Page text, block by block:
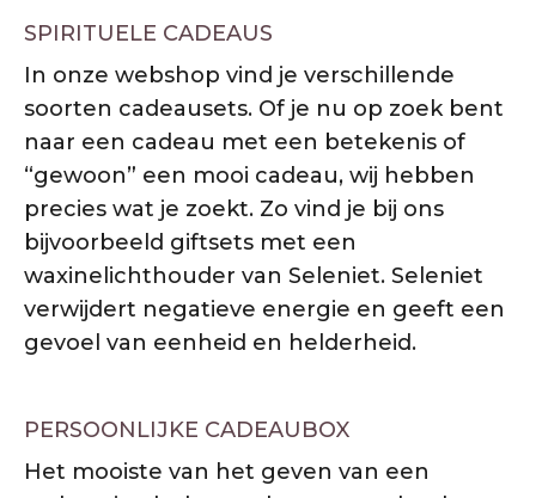
SPIRITUELE CADEAUS
In onze webshop vind je verschillende
soorten cadeausets. Of je nu op zoek bent
naar een cadeau met een betekenis of
“gewoon” een mooi cadeau, wij hebben
precies wat je zoekt. Zo vind je bij ons
bijvoorbeeld giftsets met een
waxinelichthouder van Seleniet. Seleniet
verwijdert negatieve energie en geeft een
gevoel van eenheid en helderheid.
PERSOONLIJKE CADEAUBOX
Het mooiste van het geven van een